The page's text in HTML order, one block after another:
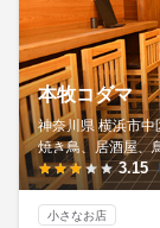
本牧コダマ
神奈川県 横浜市中
焼き鳥、居酒屋、
3.15
小さなお店